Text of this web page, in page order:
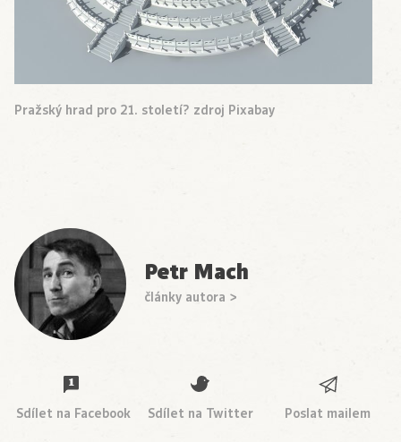
Pražský hrad pro 21. století? zdroj Pixabay
Petr Mach
články autora >
Sdílet na Facebook Sdílet na Twitter Poslat mailem